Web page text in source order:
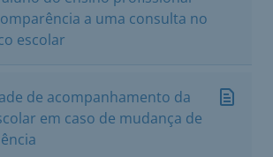
a uma consulta no
escolar
de acompanhamento da
em caso de mudança de